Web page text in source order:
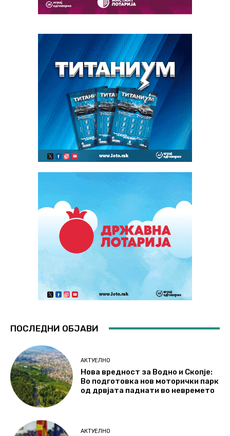
ПОСЛЕДНИ ОБЈАВИ
АКТУЕЛНО
Нова вредност за Водно и Скопје:
Во подготовка нов моторички парк
од дрвјата паднати во невремето
АКТУЕЛНО